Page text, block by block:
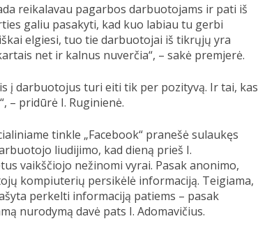
reikalavau pagarbos darbuotojams ir pati iš
galiu pasakyti, kad kuo labiau tu gerbi
elgiesi, tuo tie darbuotojai iš tikrųjų yra
net ir kalnus nuverčia“, – sakė premjerė.
į darbuotojus turi eiti tik per pozityvą. Ir tai, kas
– pridūrė I. Ruginienė.
tinkle „Facebook“ pranešė sulaukęs
liudijimo, kad dieną prieš I.
vaikščiojo nežinomi vyrai. Pasak anonimo,
kompiuterių persikėlė informaciją. Teigiama,
perkelti informaciją patiems – pasak
nurodymą davė pats I. Adomavičius.